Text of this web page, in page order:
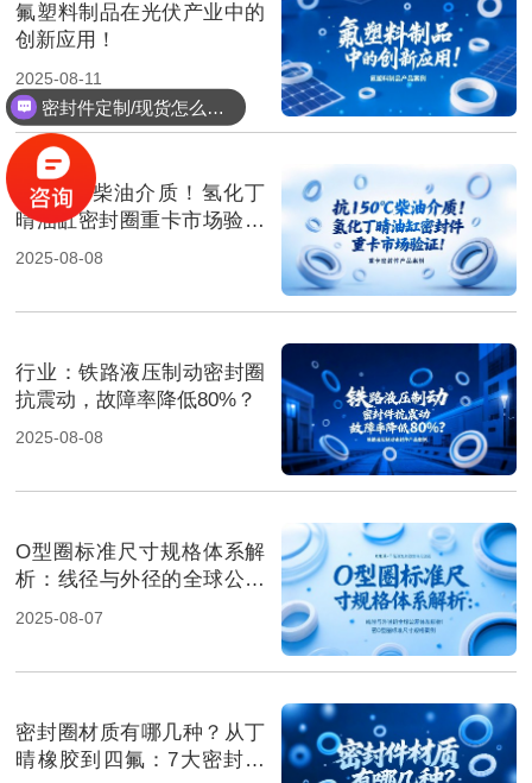
氟塑料制品在光伏产业中的
创新应用！
2025-08-11
抗150℃柴油介质！氢化丁
晴油缸密封圈重卡市场验证‌
！
2025-08-08
行业‌：铁路液压制动密封圈
抗震动，故障率降低80%？
2025-08-08
O型圈标准尺寸规格体系解
析：线径与外径的全球公差
体系解析！
2025-08-07
密封圈材质有哪几种？从丁
晴橡胶到四氟：7大密封材